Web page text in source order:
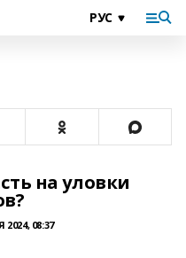
на уловки
08:37